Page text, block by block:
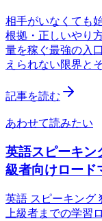
相手がいなくても
根拠・正しいやり
量を稼ぐ最強の入
えられない限界と
記事を読む
あわせて読みたい
英語スピーキン
級者向けロード
英語 スピーキング
上級者までの学習